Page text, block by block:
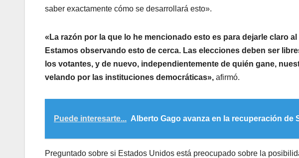
saber exactamente cómo se desarrollará esto».
«La razón por la que lo he mencionado esto es para dejarle claro
Estamos observando esto de cerca. Las elecciones deben ser
los votantes, y de nuevo, independientemente de quién gane,
velando por las instituciones democráticas», afirmó.
Puede interesarte... Alberto Gago avanza en la recuperación de
Preguntado sobre si Estados Unidos está preocupado sobre la